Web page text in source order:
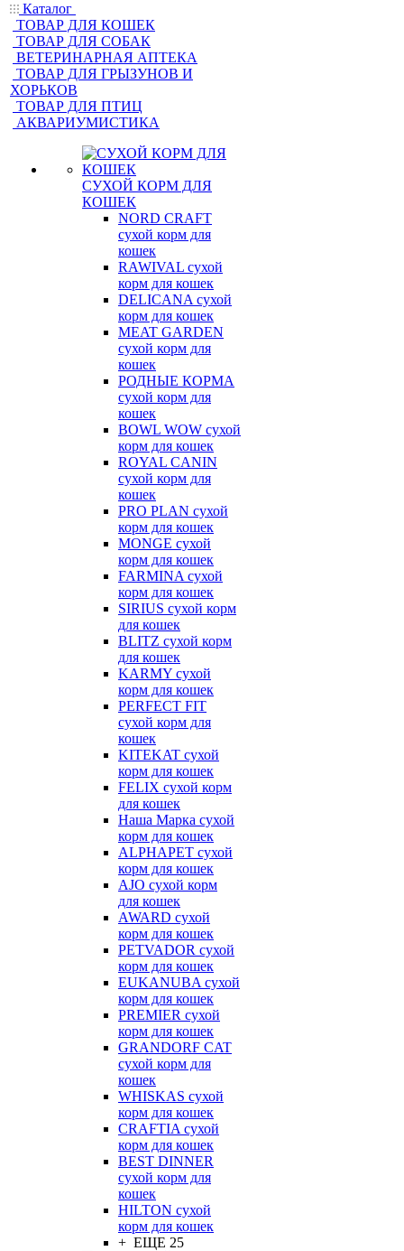
Каталог
ТОВАР ДЛЯ КОШЕК
ТОВАР ДЛЯ СОБАК
ВЕТЕРИНАРНАЯ АПТЕКА
ТОВАР ДЛЯ ГРЫЗУНОВ И
ХОРЬКОВ
ТОВАР ДЛЯ ПТИЦ
АКВАРИУМИСТИКА
СУХОЙ КОРМ ДЛЯ
КОШЕК
NORD CRAFT
сухой корм для
кошек
RAWIVAL сухой
корм для кошек
DELICANA сухой
корм для кошек
MEAT GARDEN
сухой корм для
кошек
РОДНЫЕ КОРМА
сухой корм для
кошек
BOWL WOW сухой
корм для кошек
ROYAL CANIN
сухой корм для
кошек
PRO PLAN сухой
корм для кошек
MONGE сухой
корм для кошек
FARMINA сухой
корм для кошек
SIRIUS сухой корм
для кошек
BLITZ сухой корм
для кошек
KARMY сухой
корм для кошек
PERFECT FIT
сухой корм для
кошек
KITEKAT сухой
корм для кошек
FELIX сухой корм
для кошек
Наша Марка сухой
корм для кошек
ALPHAPET сухой
корм для кошек
AJO сухой корм
для кошек
AWARD сухой
корм для кошек
PETVADOR сухой
корм для кошек
EUKANUBA сухой
корм для кошек
PREMIER сухой
корм для кошек
GRANDORF CAT
сухой корм для
кошек
WHISKAS сухой
корм для кошек
CRAFTIA сухой
корм для кошек
BEST DINNER
сухой корм для
кошек
HILTON сухой
корм для кошек
+ ЕЩЕ 25